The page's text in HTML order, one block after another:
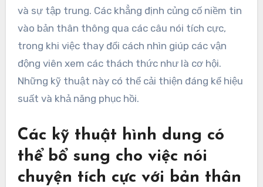
và sự tập trung. Các khẳng định củng cố niềm tin
vào bản thân thông qua các câu nói tích cực,
trong khi việc thay đổi cách nhìn giúp các vận
động viên xem các thách thức như là cơ hội.
Những kỹ thuật này có thể cải thiện đáng kể hiệu
suất và khả năng phục hồi.
Các kỹ thuật hình dung có
thể bổ sung cho việc nói
chuyện tích cực với bản thân